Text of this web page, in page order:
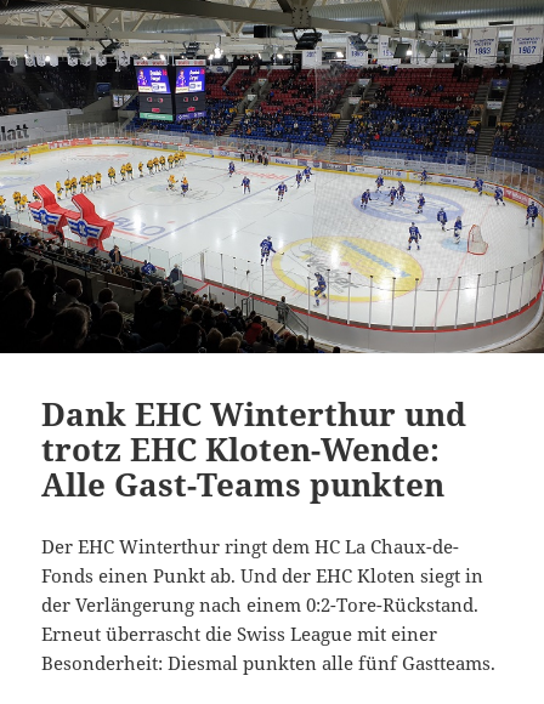
Dank EHC Winterthur und
trotz EHC Kloten-Wende:
Alle Gast-Teams punkten
Der EHC Winterthur ringt dem HC La Chaux-de-
Fonds einen Punkt ab. Und der EHC Kloten siegt in
der Verlängerung nach einem 0:2-Tore-Rückstand.
Erneut überrascht die Swiss League mit einer
Besonderheit: Diesmal punkten alle fünf Gastteams.